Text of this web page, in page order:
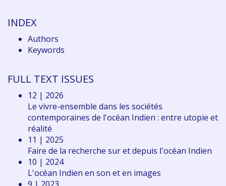
INDEX
Authors
Keywords
FULL TEXT ISSUES
12 | 2026
Le vivre-ensemble dans les sociétés
contemporaines de l'océan Indien : entre utopie et
réalité
11 | 2025
Faire de la recherche sur et depuis l'océan Indien
10 | 2024
L'océan Indien en son et en images